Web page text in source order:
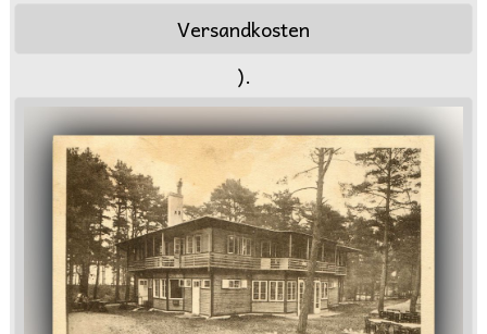
Versandkosten
).